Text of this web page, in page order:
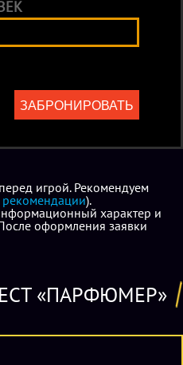
ЗАБРОНИРОВАТЬ
игрой. Рекомендуем
рекомендации).
характер и
оформления заявки
«ПАРФЮМЕР»